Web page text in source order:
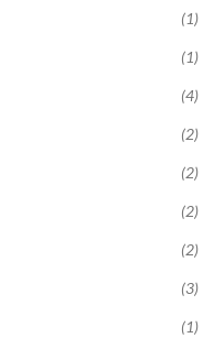
(1)
(1)
(4)
(2)
(2)
(2)
(2)
(3)
(1)